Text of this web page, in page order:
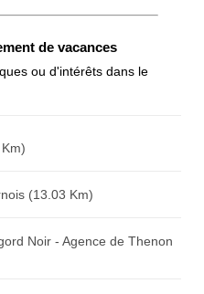
de vacances
ou d'intérêts dans le
(13.03 Km)
Noir - Agence de Thenon